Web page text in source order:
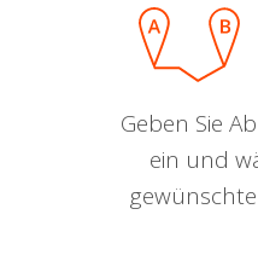
Geben Sie
ein und